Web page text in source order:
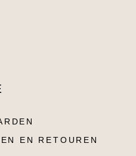
EN RETOUREN